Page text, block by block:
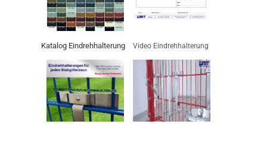
Katalog Eindrehhalterung Video Eindrehhalterung